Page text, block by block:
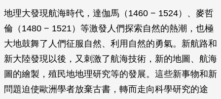
地理大發現航海時代，達伽馬（1460 − 1524）、麥哲
倫（1480 − 1521）等激發人們探索自然的熱潮，也極
大地鼓舞了人們征服自然、利用自然的勇氣。新航路和
新大陸發現以後，又刺激了航海技術，新的地圖、航海
圖的繪製，殖民地地理研究等的發展。這些新事物和新
問題迫使歐洲學者放棄古書，轉而走向科學研究的途